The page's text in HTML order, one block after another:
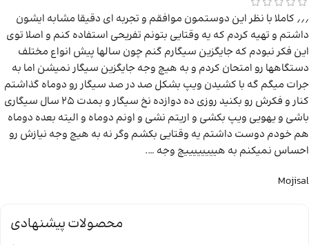
٫٫٫ کاملا با نظر این دوستمون موافقم و تجربه ای دقیقا مشابه ایشون
داشتم و تهیه کردم که یه وقتایی بتونم تفریحی استفاده کنم و اصلا توی
این فکر نبودم که جایگزین سیگارم گنم چون سالها پیش انواع مختلف
دستگاهها رو امتحان کردم و به هیچ وجه جایگزین سیگار نمیشن اما به
جرات میگم گه با کشیدن ویپ بشکل صد در صد سیگار رو دوماه گذاشتم
کنار و فکرش رو بکنید روزی ده دوازده نخ سیگار و بمدت ۲۵ سال سیگاری
باشی و یهویی ویپ بکشی و اریتم نشی و اونم دوماه و الیته بعده دوماه
هم خودم دوست داشتم یه وقتایی بکشم وگر نه به هیچ وجه نیازش رو
احساس نمیکنم به هییییییییچ وجه ….
Mojisal
محصولات پیشنهادی